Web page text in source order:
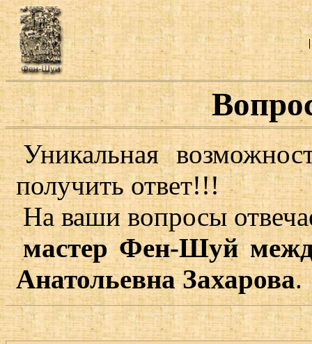
Уникальная
получить ответ!!!
На ваши вопросы
мастер Фен-Шуй
Анатольевна Захарова.